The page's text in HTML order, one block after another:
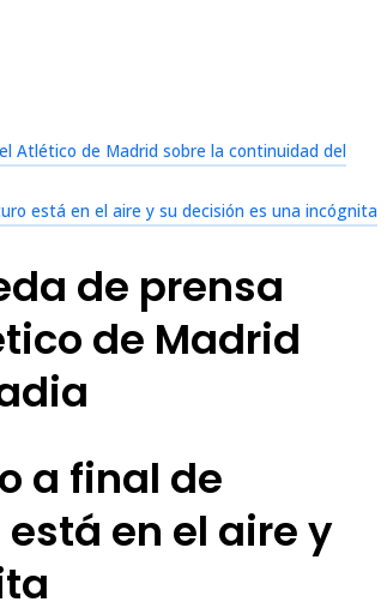
Atlético de Madrid sobre la continuidad del
está en el aire y su decisión es una incógnita
de prensa
de Madrid
a final de
en el aire y